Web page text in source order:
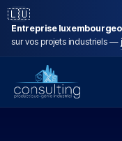
🇱🇺
Entreprise
sur vos projets industriels —